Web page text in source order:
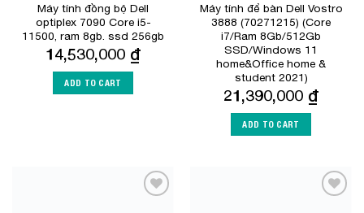
Máy tính đồng bộ Dell
optiplex 7090 Core i5-
11500, ram 8gb. ssd 256gb
14,530,000 ₫
ADD TO CART
Máy tính để bàn Dell Vostro
3888 (70271215) (Core
i7/Ram 8Gb/512Gb
SSD/Windows 11
home&Office home &
student 2021)
21,390,000 ₫
ADD TO CART